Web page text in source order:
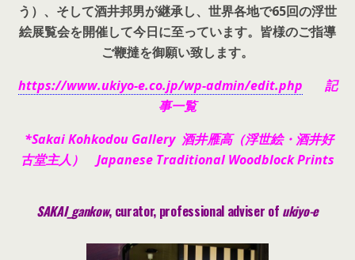
う）、そして酒井邦男が継承し、世界各地で65回の浮世
絵展覧会を開催して今日に至っています。皆様のご指導
ご鞭撻を御願い致します。
https://www.ukiyo-e.co.jp/wp-admin/edit.php 記
事一覧
*Sakai Kohkodou Gallery 酒井雁高（浮世絵・酒井好
古堂主人） Japanese Traditional Woodblock Prints
SAKAI_gankow, curator, professional adviser of ukiyo-e